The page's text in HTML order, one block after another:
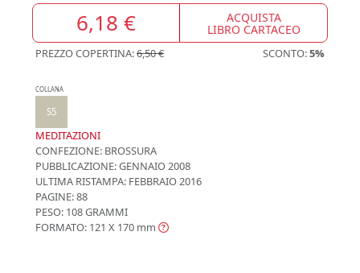
6,18 € ACQUISTA
LIBRO CARTACEO
PREZZO COPERTINA:6,50 € SCONTO:5%
COLLANA
S5
MEDITAZIONI
CONFEZIONE: BROSSURA
PUBBLICAZIONE:GENNAIO 2008
ULTIMA RISTAMPA: FEBBRAIO 2016
PAGINE: 88
PESO: 108 GRAMMI
FORMATO: 121 X 170 mm